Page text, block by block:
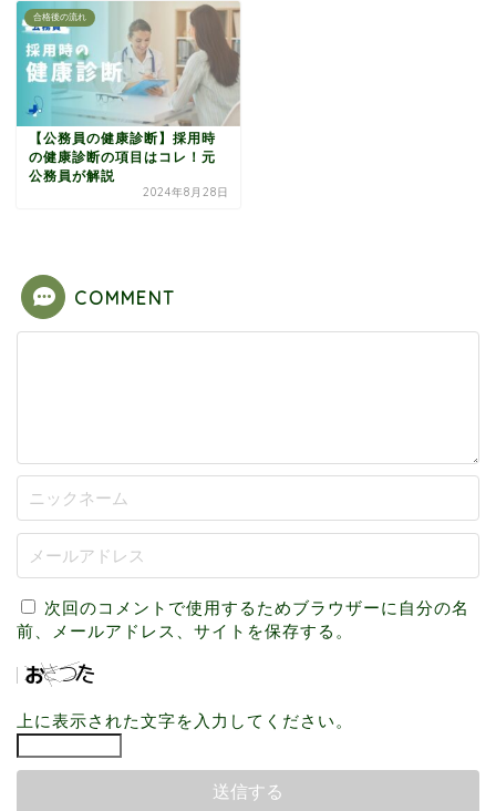
合格後の流れ
【公務員の健康診断】採用時
の健康診断の項目はコレ！元
公務員が解説
2024年8月28日
COMMENT
次回のコメントで使用するためブラウザーに自分の名
前、メールアドレス、サイトを保存する。
上に表示された文字を入力してください。